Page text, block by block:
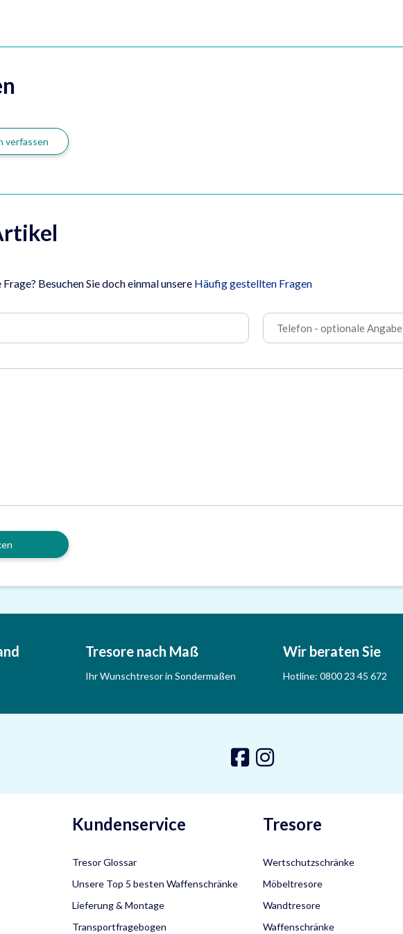
verfassen
Besuchen Sie doch einmal unsere Häufig gestellten Fragen
Telefon - optionale Angabe
Tresore nach Maß
Ihr Wunschtresor in Sondermaßen
Wir beraten Sie
Hotline: 0800 23 45 672
Kundenservice
Tresor Glossar
Unsere Top 5 besten Waffenschränke
Lieferung & Montage
Transportfragebogen
Tresore
Wertschutzschränke
Möbeltresore
Wandtresore
Waffenschränke